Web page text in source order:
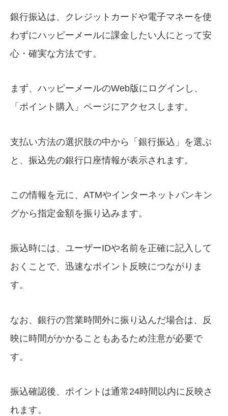
銀行振込は、クレジットカードや電子マネーを使
わずにハッピーメールに課金したい人にとって安
心・確実な方法です。
まず、ハッピーメールのWeb版にログインし、
「ポイント購入」ページにアクセスします。
支払い方法の選択肢の中から「銀行振込」を選ぶ
と、振込先の銀行口座情報が表示されます。
この情報を元に、ATMやインターネットバンキン
グから指定金額を振り込みます。
振込時には、ユーザーIDや名前を正確に記入して
おくことで、迅速なポイント反映につながりま
す。
なお、銀行の営業時間外に振り込んだ場合は、反
映に時間がかかることもあるため注意が必要で
す。
振込確認後、ポイントは通常24時間以内に反映さ
れます。